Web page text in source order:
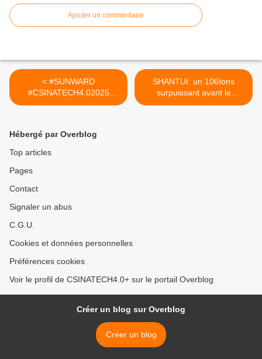
Ajouter un commentaire
< #SUNWARD
#CSINATECH4.02025
#CIRTtech-YouTube
SHANTUI: un 106tons
surpuissant avant le
150tons. >
Hébergé par Overblog
Top articles
Pages
Contact
Signaler un abus
C.G.U.
Cookies et données personnelles
Préférences cookies
Voir le profil de CSINATECH4.0+ sur le portail Overblog
Créer un blog sur Overblog
Créer un blog